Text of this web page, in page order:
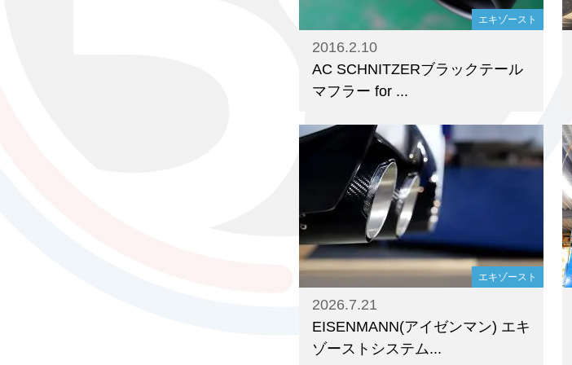
エキゾースト
2016.2.10
AC SCHNITZERブラックテール
マフラー for ...
エキゾースト
2026.7.21
EISENMANN(アイゼンマン) エキ
ゾーストシステム...